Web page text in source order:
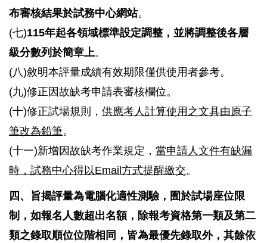
布審核結果於試務中心網站。
(七)115年起各領域標準設定調整，並將調整後各層
級分數列於簡章上。
(八)敘明本評量成績有效期限僅供使用者參考。
(九)修正因故缺考申請表審核欄位。
(十)修正試場規則， 供應考人計算使用之文具由原子
筆改為鉛筆。
(十一)新增因故缺考作業規定， 當申請人文件有缺漏
時，試務中心得以Email方式提醒繳交。
四、 旨揭評量為電腦化適性測驗，囿於試場座位限
制，如報名人數超出名額，除報考資格第一類及第二
類之錄取順位位階相同，皆為最優先錄取外，其餘依